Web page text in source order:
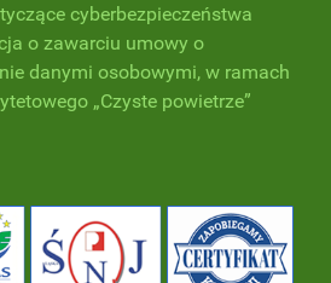
cyberbezpieczeństwa
o zawarciu umowy o
danymi osobowymi, w ramach
„Czyste powietrze”